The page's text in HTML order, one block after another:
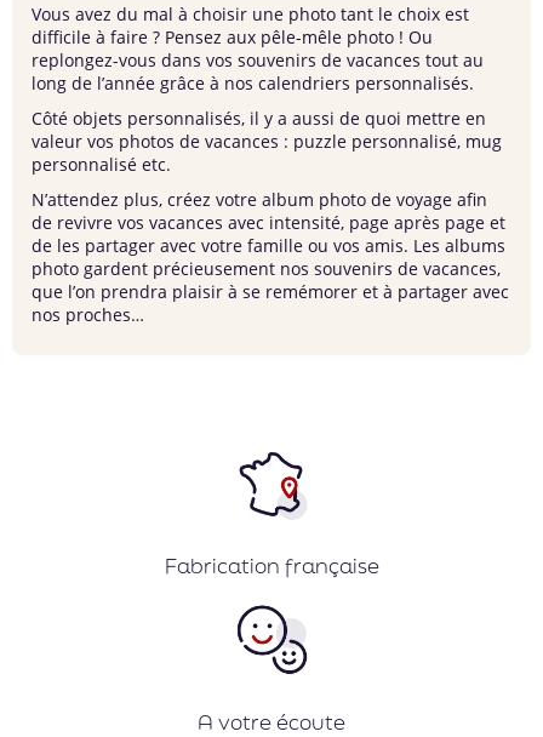
Vous avez du mal à choisir une photo tant le choix est
difficile à faire ? Pensez aux pêle-mêle photo ! Ou
replongez-vous dans vos souvenirs de vacances tout au
long de l’année grâce à nos calendriers personnalisés.
Côté objets personnalisés, il y a aussi de quoi mettre en
valeur vos photos de vacances : puzzle personnalisé, mug
personnalisé etc.
N’attendez plus, créez votre album photo de voyage afin
de revivre vos vacances avec intensité, page après page et
de les partager avec votre famille ou vos amis. Les albums
photo gardent précieusement nos souvenirs de vacances,
que l’on prendra plaisir à se remémorer et à partager avec
nos proches…
Fabrication française
A votre écoute